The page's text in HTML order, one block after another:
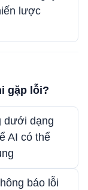
lược
gặp lỗi?
dưới dạng
AI có thể
báo lỗi